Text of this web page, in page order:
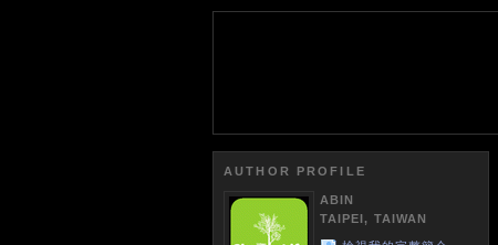
AUTHOR PROFILE
ABIN
TAIPEI, TAIWAN